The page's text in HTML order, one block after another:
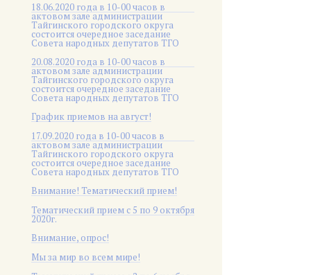
18.06.2020 года в 10-00 часов в
актовом зале администрации
Тайгинского городского округа
состоится очередное заседание
Совета народных депутатов ТГО
20.08.2020 года в 10-00 часов в
актовом зале администрации
Тайгинского городского округа
состоится очередное заседание
Совета народных депутатов ТГО
График приемов на август!
17.09.2020 года в 10-00 часов в
актовом зале администрации
Тайгинского городского округа
состоится очередное заседание
Совета народных депутатов ТГО
Внимание! Тематический прием!
Тематический прием с 5 по 9 октября
2020г.
Внимание, опрос!
Мы за мир во всем мире!